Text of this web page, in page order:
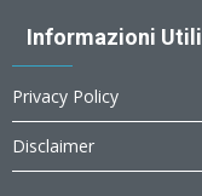
Informazioni Utili
Privacy Policy
Disclaimer